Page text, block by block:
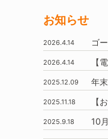
お知らせ
2026.4.14 ゴ
2026.4.14 【
2025.12.09 年
2025.11.18 【
2025.9.18 10月